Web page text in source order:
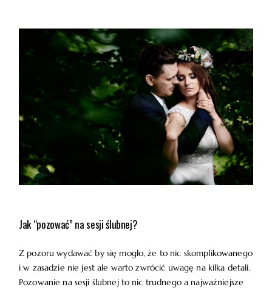
Jak “pozować” na sesji ślubnej?
Z pozoru wydawać by się mogło, że to nic skomplikowanego
i w zasadzie nie jest ale warto zwrócić uwagę na kilka detali.
Pozowanie na sesji ślubnej to nic trudnego a najważniejsze